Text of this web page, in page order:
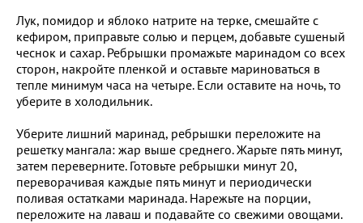
Лук, помидор и яблоко натрите на терке, смешайте с
кефиром, приправьте солью и перцем, добавьте сушеный
чеснок и сахар. Ребрышки промажьте маринадом со всех
сторон, накройте пленкой и оставьте мариноваться в
тепле минимум часа на четыре. Если оставите на ночь, то
уберите в холодильник.
Уберите лишний маринад, ребрышки переложите на
решетку мангала: жар выше среднего. Жарьте пять минут,
затем переверните. Готовьте ребрышки минут 20,
переворачивая каждые пять минут и периодически
поливая остатками маринада. Нарежьте на порции,
переложите на лаваш и подавайте со свежими овощами.